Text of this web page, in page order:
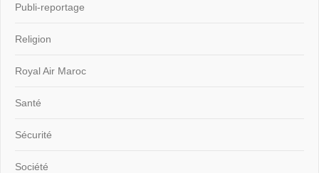
Publi-reportage
Religion
Royal Air Maroc
Santé
Sécurité
Société